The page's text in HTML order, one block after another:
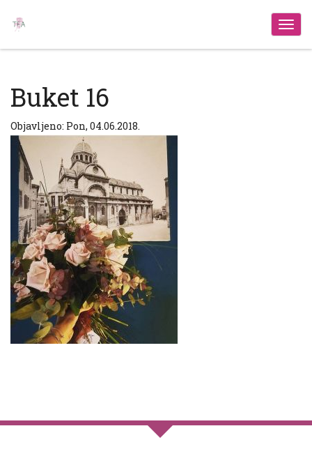
Buket 16
Objavljeno: Pon, 04.06.2018.